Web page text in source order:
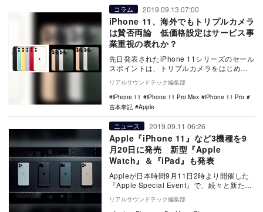
コラム 2019.09.13 07:00
iPhone 11、海外でもトリプルカメラ
は賛否両論 低価格設定はサービス事
業重視の表れか？
先日発表されたiPhone 11シリーズのセール
スポイントは、トリプルカメラをはじめと
したカメラ性能の向上だろう。しかし、廉
価版…
リアルサウンドテック編集部
iPhone 11
iPhone 11 Pro Max
iPhone 11 Pro
吉本幸記
Apple
ニュース 2019.09.11 06:26
Apple『iPhone 11』など3機種を9
月20日に発売 新型『Apple
Watch』＆『iPad』も発表
Appleが日本時間9月11日2時より開催した
『Apple Special Event』で、続々と新たな
展開、商品を発表した。 …
リアルサウンドテック編集部